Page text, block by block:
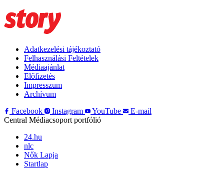
Adatkezelési tájékoztató
Felhasználási Feltételek
Médiaajánlat
Előfizetés
Impresszum
Archívum
Facebook
Instagram YouTube
E-mail
Central Médiacsoport portfólió
24.hu
nlc
Nők Lapja
Startlap